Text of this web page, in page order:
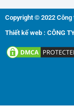
Copyright © 2022
Thiết kế web : CÔNG